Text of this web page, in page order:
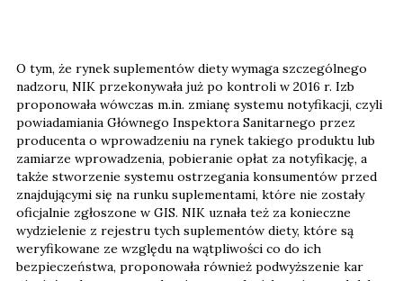
O tym, że rynek suplementów diety wymaga szczególnego
nadzoru, NIK przekonywała już po kontroli w 2016 r. Izb
proponowała wówczas m.in. zmianę systemu notyfikacji, czyli
powiadamiania Głównego Inspektora Sanitarnego przez
producenta o wprowadzeniu na rynek takiego produktu lub
zamiarze wprowadzenia, pobieranie opłat za notyfikację, a
także stworzenie systemu ostrzegania konsumentów przed
znajdującymi się na runku suplementami, które nie zostały
oficjalnie zgłoszone w GIS. NIK uznała też za konieczne
wydzielenie z rejestru tych suplementów diety, które są
weryfikowane ze względu na wątpliwości co do ich
bezpieczeństwa, proponowała również podwyższenie kar